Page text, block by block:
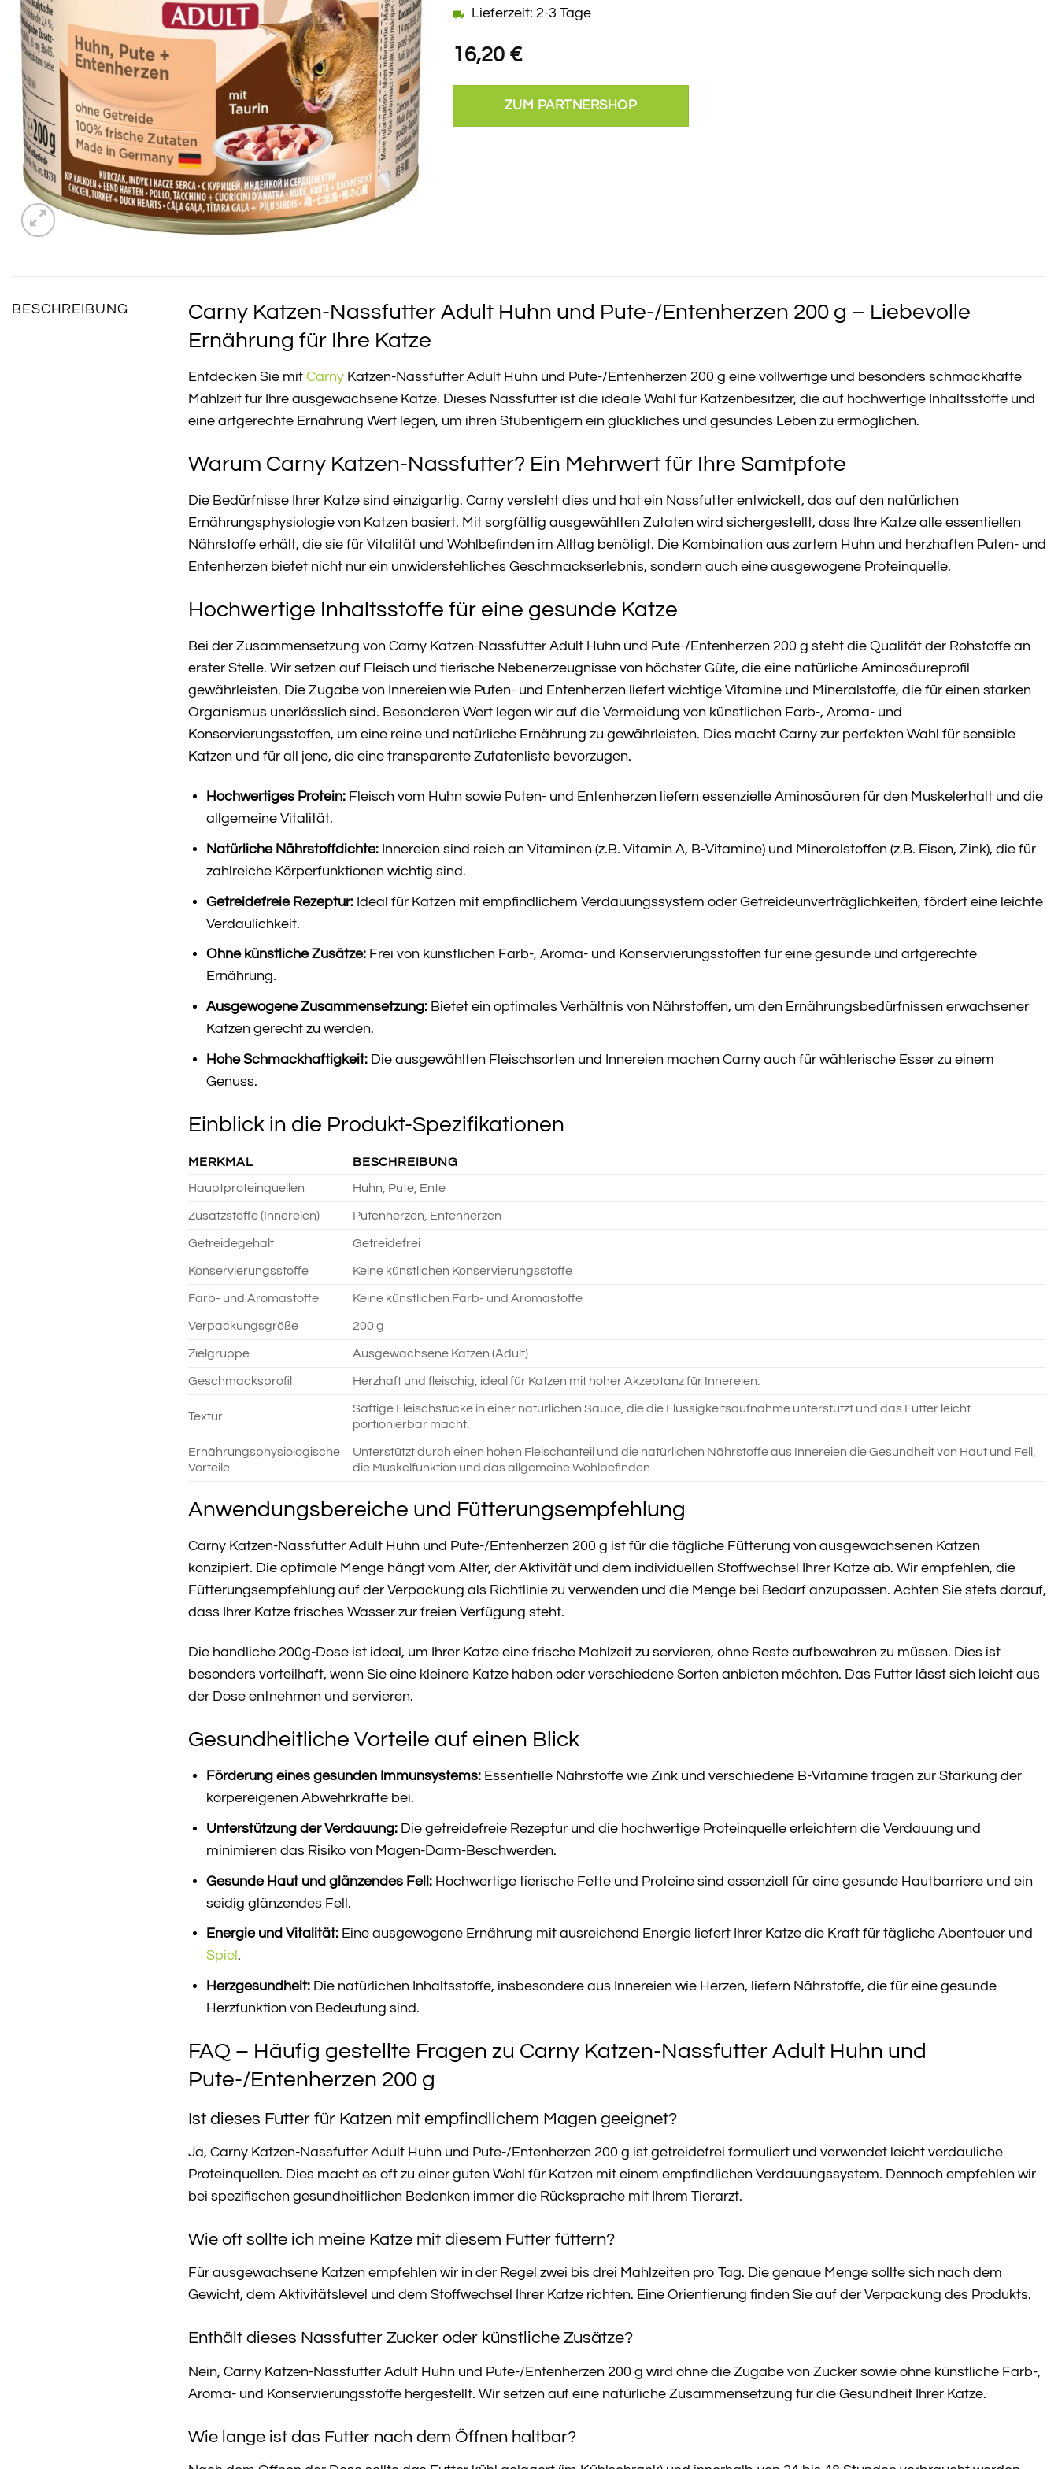
16,20 €
Lieferzeit: 2-3 Tage
ZUM PARTNERSHOP
BESCHREIBUNG
Carny Katzen-Nassfutter Adult Huhn und Pute-/Entenherzen 200 g – Liebevolle
Ernährung für Ihre Katze
Entdecken Sie mit Carny Katzen-Nassfutter Adult Huhn und Pute-/Entenherzen 200 g eine vollwertige und besonders schmackhafte
Mahlzeit für Ihre ausgewachsene Katze. Dieses Nassfutter ist die ideale Wahl für Katzenbesitzer, die auf hochwertige Inhaltsstoffe und
eine artgerechte Ernährung Wert legen, um ihren Stubentigern ein glückliches und gesundes Leben zu ermöglichen.
Warum Carny Katzen-Nassfutter? Ein Mehrwert für Ihre Samtpfote
Die Bedürfnisse Ihrer Katze sind einzigartig. Carny versteht dies und hat ein Nassfutter entwickelt, das auf den natürlichen
Ernährungsphysiologie von Katzen basiert. Mit sorgfältig ausgewählten Zutaten wird sichergestellt, dass Ihre Katze alle essentiellen
Nährstoffe erhält, die sie für Vitalität und Wohlbefinden im Alltag benötigt. Die Kombination aus zartem Huhn und herzhaften Puten- und
Entenherzen bietet nicht nur ein unwiderstehliches Geschmackserlebnis, sondern auch eine ausgewogene Proteinquelle.
Hochwertige Inhaltsstoffe für eine gesunde Katze
Bei der Zusammensetzung von Carny Katzen-Nassfutter Adult Huhn und Pute-/Entenherzen 200 g steht die Qualität der Rohstoffe an
erster Stelle. Wir setzen auf Fleisch und tierische Nebenerzeugnisse von höchster Güte, die eine natürliche Aminosäureprofil
gewährleisten. Die Zugabe von Innereien wie Puten- und Entenherzen liefert wichtige Vitamine und Mineralstoffe, die für einen starken
Organismus unerlässlich sind. Besonderen Wert legen wir auf die Vermeidung von künstlichen Farb-, Aroma- und
Konservierungsstoffen, um eine reine und natürliche Ernährung zu gewährleisten. Dies macht Carny zur perfekten Wahl für sensible
Katzen und für all jene, die eine transparente Zutatenliste bevorzugen.
Hochwertiges Protein: Fleisch vom Huhn sowie Puten- und Entenherzen liefern essenzielle Aminosäuren für den Muskelerhalt und die
allgemeine Vitalität.
Natürliche Nährstoffdichte: Innereien sind reich an Vitaminen (z.B. Vitamin A, B-Vitamine) und Mineralstoffen (z.B. Eisen, Zink), die für
zahlreiche Körperfunktionen wichtig sind.
Getreidefreie Rezeptur: Ideal für Katzen mit empfindlichem Verdauungssystem oder Getreideunverträglichkeiten, fördert eine leichte
Verdaulichkeit.
Ohne künstliche Zusätze: Frei von künstlichen Farb-, Aroma- und Konservierungsstoffen für eine gesunde und artgerechte
Ernährung.
Ausgewogene Zusammensetzung: Bietet ein optimales Verhältnis von Nährstoffen, um den Ernährungsbedürfnissen erwachsener
Katzen gerecht zu werden.
Hohe Schmackhaftigkeit: Die ausgewählten Fleischsorten und Innereien machen Carny auch für wählerische Esser zu einem
Genuss.
Einblick in die Produkt-Spezifikationen
MERKMAL BESCHREIBUNG
Hauptproteinquellen Huhn, Pute, Ente
Zusatzstoffe (Innereien) Putenherzen, Entenherzen
Getreidegehalt Getreidefrei
Konservierungsstoffe Keine künstlichen Konservierungsstoffe
Farb- und Aromastoffe Keine künstlichen Farb- und Aromastoffe
Verpackungsgröße 200 g
Zielgruppe Ausgewachsene Katzen (Adult)
Geschmacksprofil Herzhaft und fleischig, ideal für Katzen mit hoher Akzeptanz für Innereien.
Textur
Saftige Fleischstücke in einer natürlichen Sauce, die die Flüssigkeitsaufnahme unterstützt und das Futter leicht
portionierbar macht.
Ernährungsphysiologische
Vorteile
Unterstützt durch einen hohen Fleischanteil und die natürlichen Nährstoffe aus Innereien die Gesundheit von Haut und Fell,
die Muskelfunktion und das allgemeine Wohlbefinden.
Anwendungsbereiche und Fütterungsempfehlung
Carny Katzen-Nassfutter Adult Huhn und Pute-/Entenherzen 200 g ist für die tägliche Fütterung von ausgewachsenen Katzen
konzipiert. Die optimale Menge hängt vom Alter, der Aktivität und dem individuellen Stoffwechsel Ihrer Katze ab. Wir empfehlen, die
Fütterungsempfehlung auf der Verpackung als Richtlinie zu verwenden und die Menge bei Bedarf anzupassen. Achten Sie stets darauf,
dass Ihrer Katze frisches Wasser zur freien Verfügung steht.
Die handliche 200g-Dose ist ideal, um Ihrer Katze eine frische Mahlzeit zu servieren, ohne Reste aufbewahren zu müssen. Dies ist
besonders vorteilhaft, wenn Sie eine kleinere Katze haben oder verschiedene Sorten anbieten möchten. Das Futter lässt sich leicht aus
der Dose entnehmen und servieren.
Gesundheitliche Vorteile auf einen Blick
Förderung eines gesunden Immunsystems: Essentielle Nährstoffe wie Zink und verschiedene B-Vitamine tragen zur Stärkung der
körpereigenen Abwehrkräfte bei.
Unterstützung der Verdauung: Die getreidefreie Rezeptur und die hochwertige Proteinquelle erleichtern die Verdauung und
minimieren das Risiko von Magen-Darm-Beschwerden.
Gesunde Haut und glänzendes Fell: Hochwertige tierische Fette und Proteine sind essenziell für eine gesunde Hautbarriere und ein
seidig glänzendes Fell.
Energie und Vitalität: Eine ausgewogene Ernährung mit ausreichend Energie liefert Ihrer Katze die Kraft für tägliche Abenteuer und
Spiel .
Herzgesundheit: Die natürlichen Inhaltsstoffe, insbesondere aus Innereien wie Herzen, liefern Nährstoffe, die für eine gesunde
Herzfunktion von Bedeutung sind.
FAQ – Häufig gestellte Fragen zu Carny Katzen-Nassfutter Adult Huhn und
Pute-/Entenherzen 200 g
Ist dieses Futter für Katzen mit empfindlichem Magen geeignet?
Ja, Carny Katzen-Nassfutter Adult Huhn und Pute-/Entenherzen 200 g ist getreidefrei formuliert und verwendet leicht verdauliche
Proteinquellen. Dies macht es oft zu einer guten Wahl für Katzen mit einem empfindlichen Verdauungssystem. Dennoch empfehlen wir
bei spezifischen gesundheitlichen Bedenken immer die Rücksprache mit Ihrem Tierarzt.
Wie oft sollte ich meine Katze mit diesem Futter füttern?
Für ausgewachsene Katzen empfehlen wir in der Regel zwei bis drei Mahlzeiten pro Tag. Die genaue Menge sollte sich nach dem
Gewicht, dem Aktivitätslevel und dem Stoffwechsel Ihrer Katze richten. Eine Orientierung finden Sie auf der Verpackung des Produkts.
Enthält dieses Nassfutter Zucker oder künstliche Zusätze?
Nein, Carny Katzen-Nassfutter Adult Huhn und Pute-/Entenherzen 200 g wird ohne die Zugabe von Zucker sowie ohne künstliche Farb-,
Aroma- und Konservierungsstoffe hergestellt. Wir setzen auf eine natürliche Zusammensetzung für die Gesundheit Ihrer Katze.
Wie lange ist das Futter nach dem Öffnen haltbar?